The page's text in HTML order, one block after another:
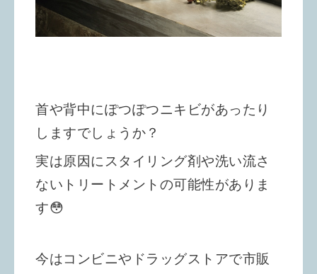
首や背中にぽつぽつニキビがあったり
しますでしょうか？
実は原因にスタイリング剤や洗い流さ
ないトリートメントの可能性がありま
す😳
今はコンビニやドラッグストアで市販